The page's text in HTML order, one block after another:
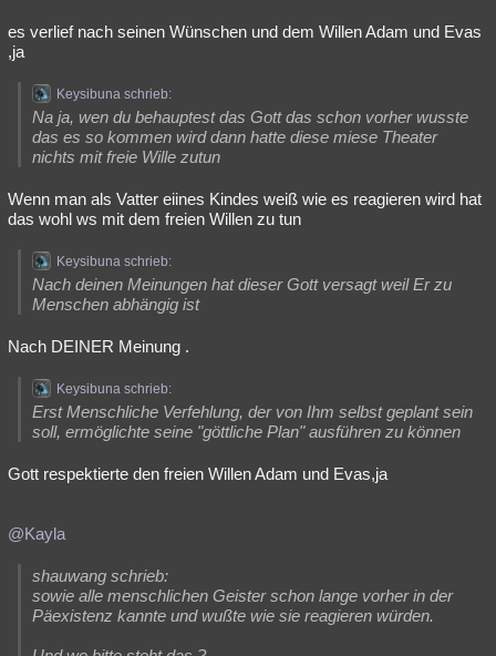
es verlief nach seinen Wünschen und dem Willen Adam und Evas
,ja
Keysibuna schrieb:
Na ja, wen du behauptest das Gott das schon vorher wusste
das es so kommen wird dann hatte diese miese Theater
nichts mit freie Wille zutun
Wenn man als Vatter eiines Kindes weiß wie es reagieren wird hat
das wohl ws mit dem freien Willen zu tun
Keysibuna schrieb:
Nach deinen Meinungen hat dieser Gott versagt weil Er zu
Menschen abhängig ist
Nach DEINER Meinung .
Keysibuna schrieb:
Erst Menschliche Verfehlung, der von Ihm selbst geplant sein
soll, ermöglichte seine "göttliche Plan" ausführen zu können
Gott respektierte den freien Willen Adam und Evas,ja
@Kayla
shauwang schrieb:
sowie alle menschlichen Geister schon lange vorher in der
Päexistenz kannte und wußte wie sie reagieren würden.